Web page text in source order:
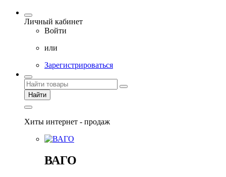
Личный кабинет
Войти
или
Зарегистрироваться
Найти
Хиты интернет - продаж
ВАГО